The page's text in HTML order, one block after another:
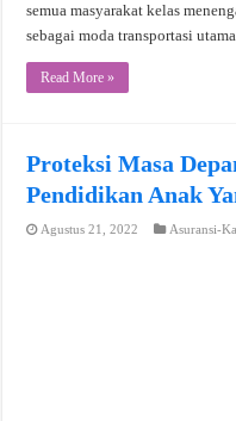
semua masyarakat kelas
sebagai moda transportasi
Read More »
Proteksi Masa
Pendidikan Anak
Agustus 21, 2022 Asuransi-